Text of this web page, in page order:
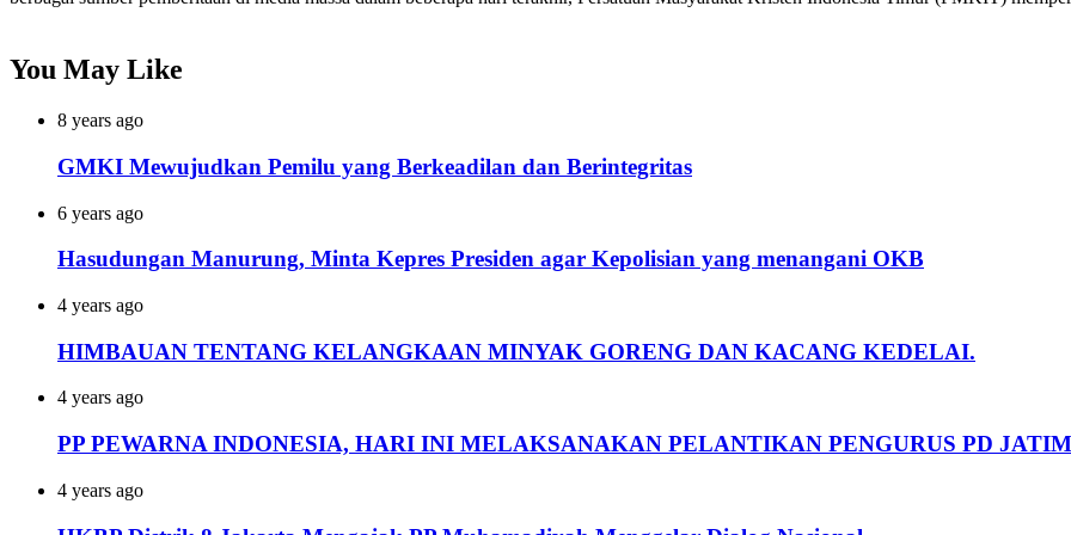
You May Like
8 years ago
GMKI Mewujudkan Pemilu yang Berkeadilan dan Berintegritas
6 years ago
Hasudungan Manurung, Minta Kepres Presiden agar Kepolisian yang menangani OKB
4 years ago
HIMBAUAN TENTANG KELANGKAAN MINYAK GORENG DAN KACANG KEDELAI.
4 years ago
PP PEWARNA INDONESIA, HARI INI MELAKSANAKAN PELANTIKAN PENGURUS PD JATIM
4 years ago